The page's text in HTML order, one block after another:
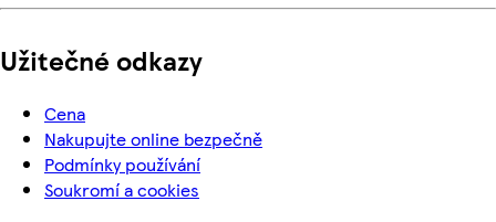
Užitečné odkazy
Cena
Nakupujte online bezpečně
Podmínky používání
Soukromí a cookies